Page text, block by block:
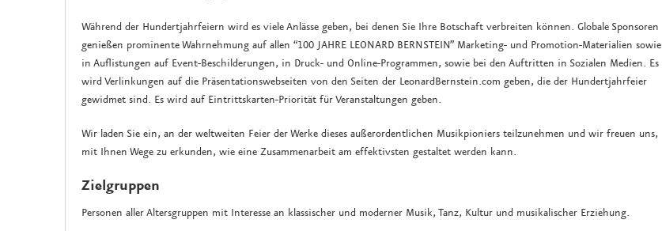
Während der Hundertjahrfeiern wird es viele Anlässe geben, bei denen Sie Ihre Botschaft verbreiten können. Globale Sponsoren
genießen prominente Wahrnehmung auf allen “100 JAHRE LEONARD BERNSTEIN” Marketing- und Promotion-Materialien sowie
in Auflistungen auf Event-Beschilderungen, in Druck- und Online-Programmen, sowie bei den Auftritten in Sozialen Medien. Es
wird Verlinkungen auf die Präsentationswebseiten von den Seiten der LeonardBernstein.com geben, die der Hundertjahrfeier
gewidmet sind. Es wird auf Eintrittskarten-Priorität für Veranstaltungen geben.
Wir laden Sie ein, an der weltweiten Feier der Werke dieses außerordentlichen Musikpioniers teilzunehmen und wir freuen uns,
mit Ihnen Wege zu erkunden, wie eine Zusammenarbeit am effektivsten gestaltet werden kann.
Zielgruppen
Personen aller Altersgruppen mit Interesse an klassischer und moderner Musik, Tanz, Kultur und musikalischer Erziehung.